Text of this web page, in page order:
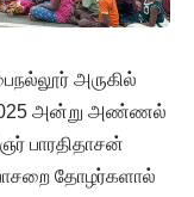
அருகில்
அன்று அண்ணல்
பாரதிதாசன்
தோழர்களால்